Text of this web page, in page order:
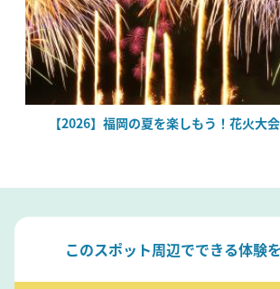
【2026】福岡の夏を楽しもう！花火大
このスポット周辺でできる体験